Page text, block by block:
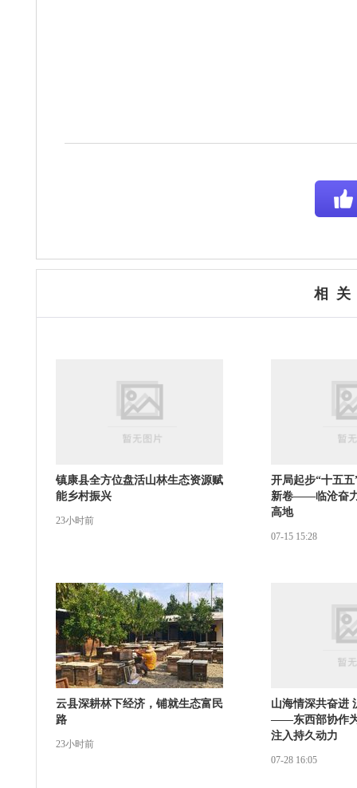
相 关
镇康县全方位盘活山林生态资源赋
能乡村振兴
23小时前
开局起步“十五
新卷——临沧奋
高地
07-15 15:28
云县深耕林下经济，铺就生态富民
路
23小时前
山海情深共奋进
——东西部协作
注入持久动力
07-28 16:05